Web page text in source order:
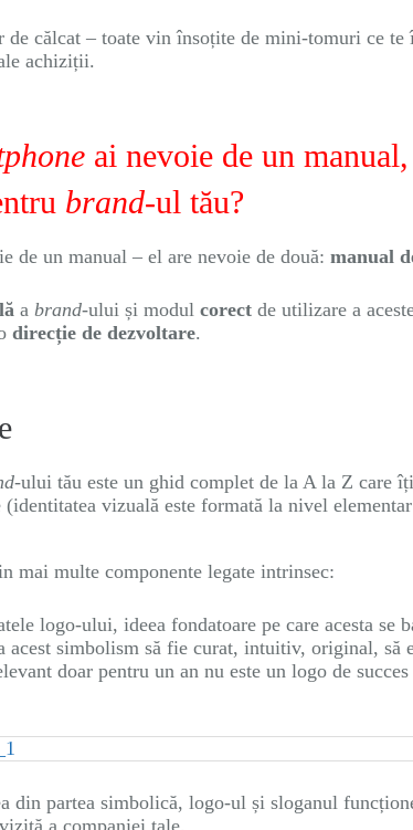
călcat – toate vin însoțite de mini-tomuri ce te
achiziții.
ai nevoie de un
brand-ul tău?
de un manual – el are nevoie de două: manual
a brand-ului și modul corect de utilizare a
direcție de dezvoltare.
-ului tău este un ghid complet de la A la Z care
vizuală este formată la nivel
mai multe componente legate intrinsec:
logo-ului, ideea fondatoare pe care acesta se
simbolism să fie curat, intuitiv, original, să
doar pentru un an nu este un logo de
din partea simbolică, logo-ul și sloganul
a companiei tale.